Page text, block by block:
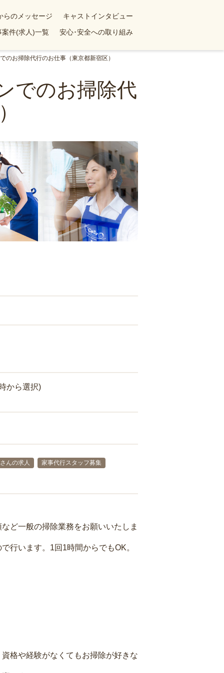
らのメッセージ
キャストインタビュー
案件(求人)一覧 安心･安全への取り組み
のお掃除代行のお仕事（東京都新宿区）
でのお掃除代
から選択)
んの求人
家事代行スタッフ募集
ど一般の掃除業務をお願いいたしま
行います。1回1時間からでもOK。
格や経験がなくてもお掃除が好きな